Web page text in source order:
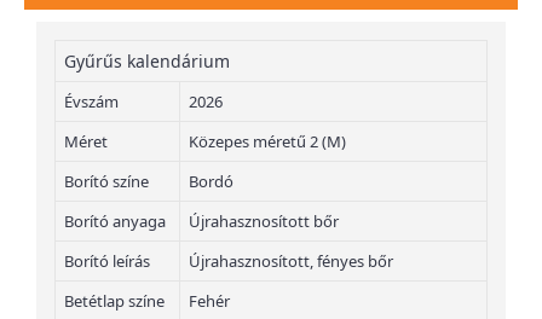
Gyűrűs kalendárium
Évszám
2026
Méret
Közepes méretű 2 (M)
Borító színe
Bordó
Borító anyaga
Újrahasznosított bőr
Borító leírás
Újrahasznosított, fényes bőr
Betétlap színe
Fehér